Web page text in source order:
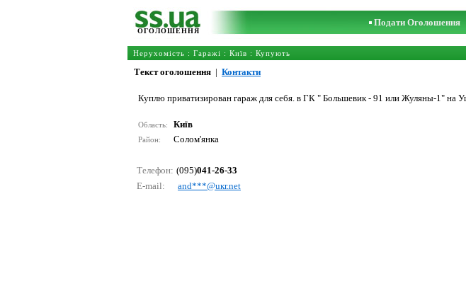
ОГОЛОШЕННЯ
Подати Оголошення
Нерухомість : Гаражі : Київ : Купують
Текст оголошення | Контакти
Куплю приватизирован гараж для себя. в ГК " Большевик - 91 или Жуляны-1" на
Область: Київ
Район: Солом'янка
Телефон: (095)041-26-33
E-mail:
аnd***@uкr.nеt